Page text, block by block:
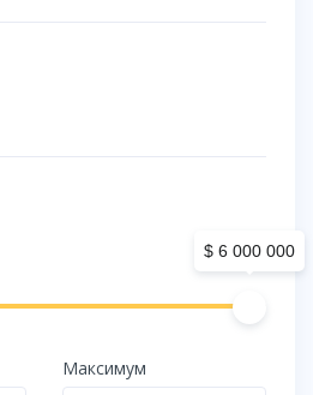
$ 6 000 000
Максимум